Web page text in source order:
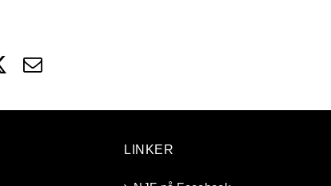
Email
LINKER